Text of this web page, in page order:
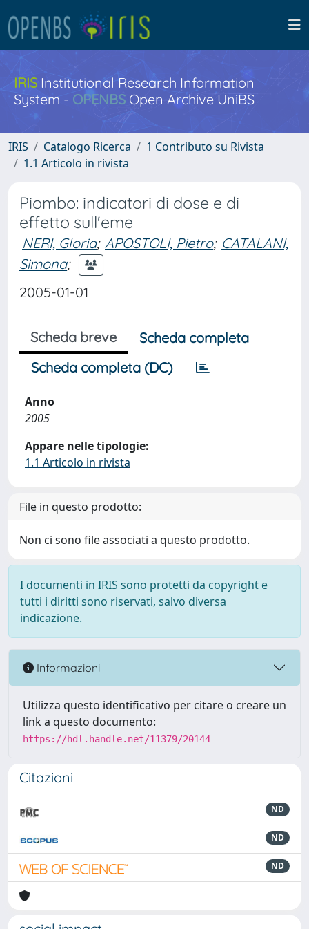
IRISInstitutional Research Information
System - OPENBS Open Archive UniBS
IRIS Catalogo Ricerca
1 Contributo su Rivista
1.1 Articolo in rivista
Piombo: indicatori di dose e di
effetto sull'eme
NERI, Gloria; APOSTOLI, Pietro; CATALANI,
Simona;
2005-01-01
Scheda breve
Scheda completa
Scheda completa (DC)
Anno
2005
Appare nelle tipologie:
1.1 Articolo in rivista
File in questo prodotto:
Non ci sono file associati a questo prodotto.
I documenti in IRIS sono protetti da copyright e
tutti i diritti sono riservati, salvo diversa
indicazione.
Informazioni
Utilizza questo identificativo per citare o creare un
link a questo documento:
https://hdl.handle.net/11379/20144
Citazioni
ND
ND
ND